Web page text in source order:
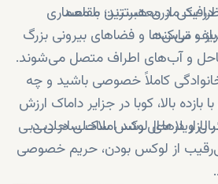
یکی از معتبرترین مقاصد
می‌کند.
ظرافت مدرن هستند؛ با معماری
و تراس‌ها و فضاهای بیرونی بزرگ
و آب‌های اطراف متصل می‌شوند.
کاملاً خصوصی باشید و چه
بالا، کوبا در جزایر داماک ارزش
بازار در حال رشد املاک ساحلی دبی
ویلاهای لوکس ساحلی در دبی
از لوکس بودن، حریم خصوصی